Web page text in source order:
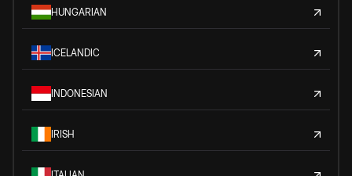
HUNGARIAN
ICELANDIC
INDONESIAN
IRISH